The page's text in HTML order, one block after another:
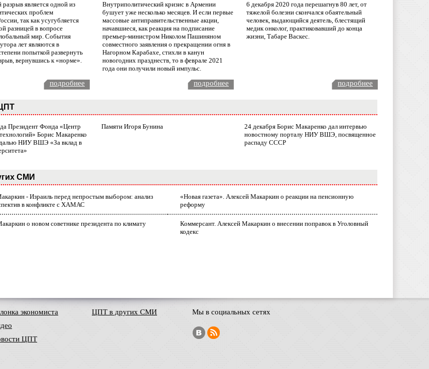
разрыв является одной из
проблем
так как усугубляется
разницей в вопросе
мир. События
лет являются в
попыткой развернуть
вернувшись к «норме».
Внутриполитический кризис в Армении
бушует уже несколько месяцев. И если первые
массовые антиправительственные акции,
начавшиеся, как реакция на подписание
премьер-министром Николом Пашиняном
совместного заявления о прекращении огня в
Нагорном Карабахе, стихли в канун
новогодних празднеств, то в феврале 2021
года они получили новый импульс.
6 декабря 2020 года перешагнув 80 лет, от
тяжелой болезни скончался обаятельный
человек, выдающийся деятель, блестящий
медик онколог, практиковавший до конца
жизни, Табаре Васкес.
подробнее подробнее подробнее
Президент Фонда «Центр
Борис Макаренко
НИУ ВШЭ «За вклад в
Памяти Игоря Бунина
24 декабря Борис Макаренко дал интервью
новостному порталу НИУ ВШЭ, посвященное
распаду СССР
СМИ
- Израиль перед непростым выбором: анализ
в конфликте с ХАМАС
«Новая газета». Алексей Макаркин о реакции на пенсионную
реформу
о новом советнике президента по климату
Коммерсант. Алексей Макаркин о внесении поправок в Уголовный
кодекс
экономиста
ЦПТ
ЦПТ в других СМИ Мы в социальных сетях